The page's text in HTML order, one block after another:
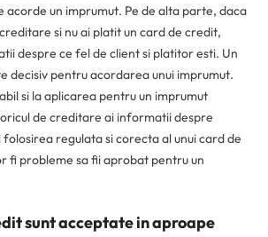
acorde un imprumut. Pe de alta parte, daca
si nu ai platit un card de credit,
despre ce fel de client si platitor esti. Un
decisiv pentru acordarea unui imprumut.
si la aplicarea pentru un imprumut
de creditare ai informatii despre
regulata si corecta al unui card de
fi probleme sa fii aprobat pentru un
sunt acceptate in aproape